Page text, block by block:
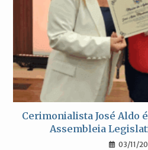
Cerimonialista José Aldo
Assembleia
03/11/